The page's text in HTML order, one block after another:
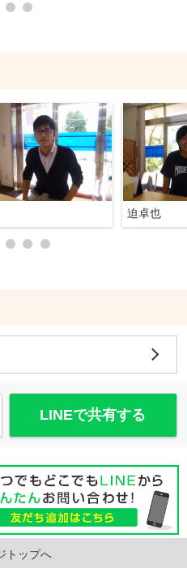
迫卓也
LINEで共有する
トップへ